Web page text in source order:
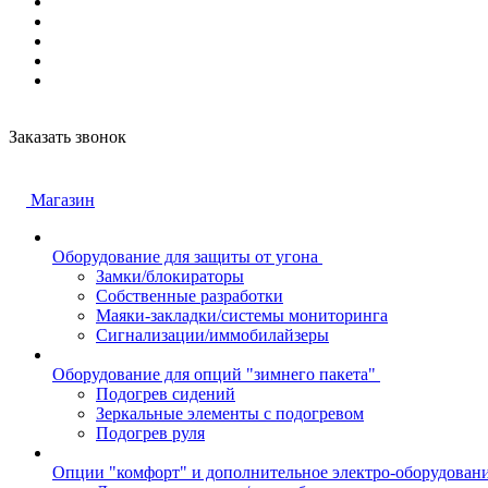
Заказать звонок
Магазин
Оборудование для защиты от угона
Замки/блокираторы
Собственные разработки
Маяки-закладки/системы мониторинга
Сигнализации/иммобилайзеры
Оборудование для опций "зимнего пакета"
Подогрев сидений
Зеркальные элементы с подогревом
Подогрев руля
Опции "комфорт" и дополнительное электро-